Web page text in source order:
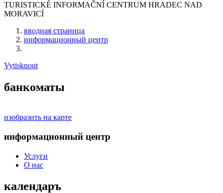
TURISTICKÉ INFORMAČNÍ CENTRUM HRADEC NAD
MORAVICÍ
вводная страница
информационный центр
Vytisknout
банкоматы
изобразить на карте
информационный центр
Услуги
О нас
календаръ